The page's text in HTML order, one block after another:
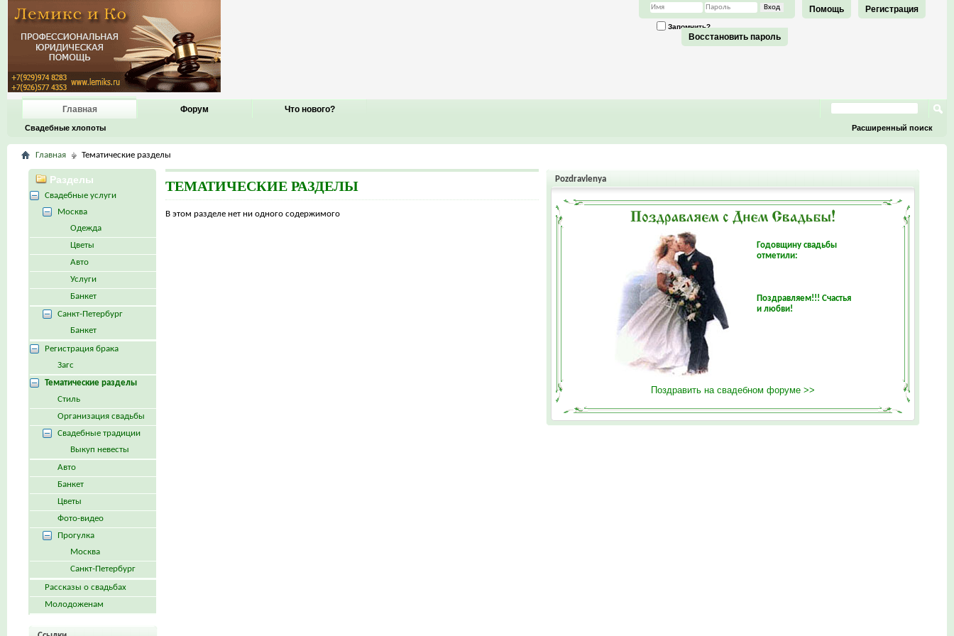
Регистрация
Помощь
Запомнить?
Восстановить пароль
Главная
Свадебные хлопоты
Форум Что нового?
Расширенный поиск
Главная Тематические разделы
ТЕМАТИЧЕСКИЕ РАЗДЕЛЫ
В этом разделе нет ни одного содержимого
Pozdravlenya
Годовщину свадьбы
отметили:
Поздравляем!!! Счастья
и любви!
Поздравить на свадебном форуме >>
Разделы
Свадебные услуги
Москва
Одежда
Цветы
Авто
Услуги
Банкет
Санкт-Петербург
Банкет
Регистрация брака
Загс
Тематические разделы
Стиль
Организация свадьбы
Свадебные традиции
Выкуп невесты
Авто
Банкет
Цветы
Фото-видео
Прогулка
Москва
Санкт-Петербург
Рассказы о свадьбах
Молодоженам